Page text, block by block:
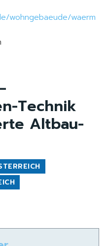
wohngebaeude/waerm
Technik
Altbau-